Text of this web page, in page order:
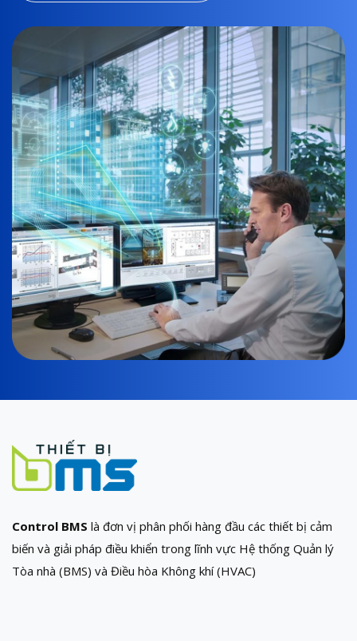
Control BMS là đơn vị phân phối hàng đầu các thiết bị cảm
biến và giải pháp điều khiển trong lĩnh vực Hệ thống Quản lý
Tòa nhà (BMS) và Điều hòa Không khí (HVAC)